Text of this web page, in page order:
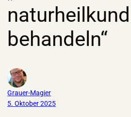
behandeln“
Grauer-Magier
5. Oktober 2025